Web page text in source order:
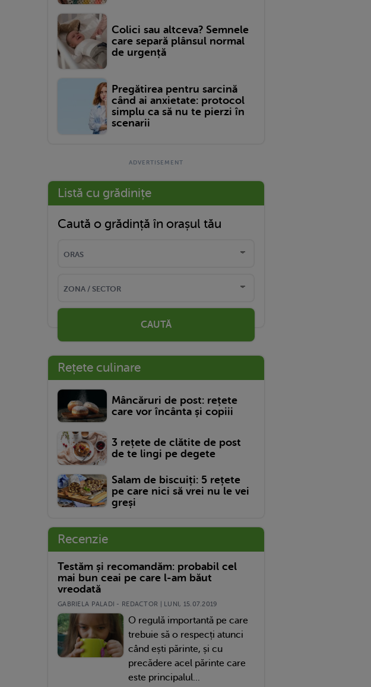
Colici sau altceva? Semnele
care separă plânsul normal
de urgență
Pregătirea pentru sarcină
când ai anxietate: protocol
simplu ca să nu te pierzi în
scenarii
Listă cu grădinițe
Caută o grădință în orașul tău
CAUTĂ
Rețete culinare
Mâncăruri de post: rețete
care vor încânta și copiii
3 rețete de clătite de post
de te lingi pe degete
Salam de biscuiți: 5 rețete
pe care nici să vrei nu le vei
greși
Recenzie
Testăm și recomandăm: probabil cel
mai bun ceai pe care l-am băut
vreodată
GABRIELA PALADI - REDACTOR | LUNI, 15.07.2019
O regulă importantă pe care
trebuie să o respecți atunci
când ești părinte, și cu
precădere acel părinte care
este principalul...